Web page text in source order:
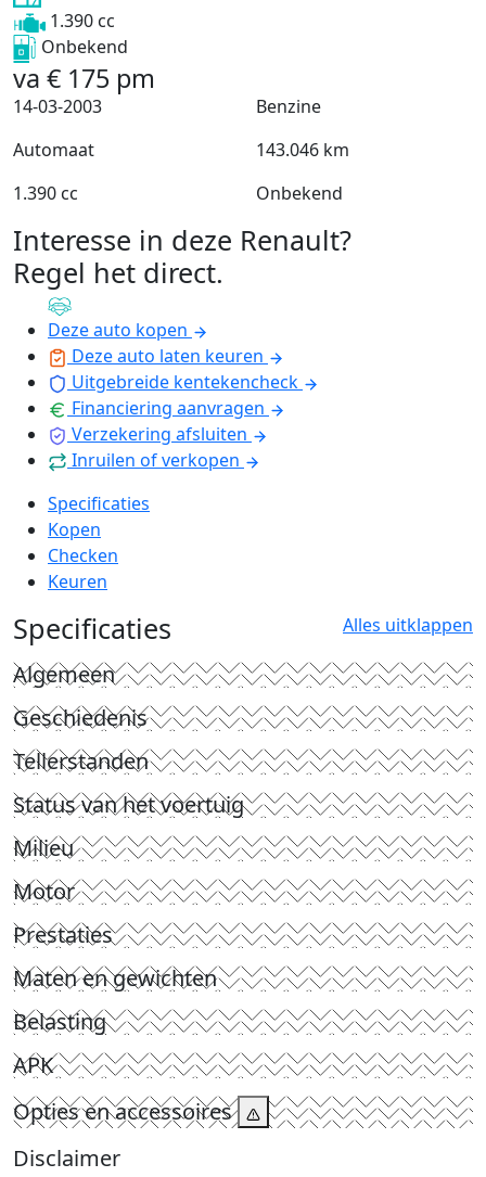
1.390 cc
Onbekend
va € 175 pm
14-03-2003
Benzine
Automaat
143.046 km
1.390 cc
Onbekend
Interesse in deze Renault?
Regel het direct.
Deze auto kopen
Deze auto laten keuren
Uitgebreide kentekencheck
Financiering aanvragen
Verzekering afsluiten
Inruilen of verkopen
Specificaties
Kopen
Checken
Keuren
Specificaties Alles uitklappen
Algemeen
Geschiedenis
Tellerstanden
Status van het voertuig
Milieu
Motor
Prestaties
Maten en gewichten
Belasting
APK
Opties en accessoires
Disclaimer